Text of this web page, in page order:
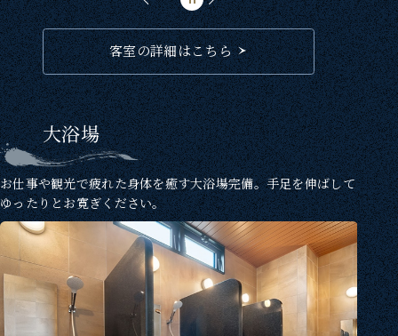
客室の詳細はこちら
大浴場
お仕事や観光で疲れた身体を癒す大浴場完備。手足を伸ばして
ゆったりとお寛ぎください。